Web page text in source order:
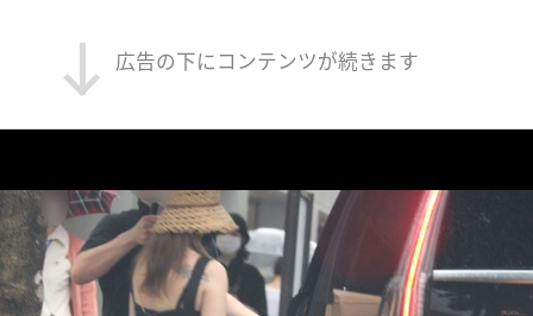
広告の下にコンテンツが続きます